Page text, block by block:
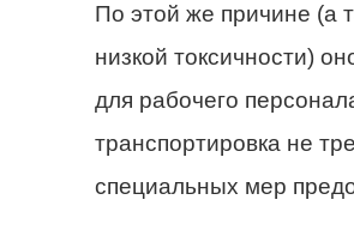
По этой же причине (а
низкой токсичности)
для рабочего
транспортировка не
специальных мер